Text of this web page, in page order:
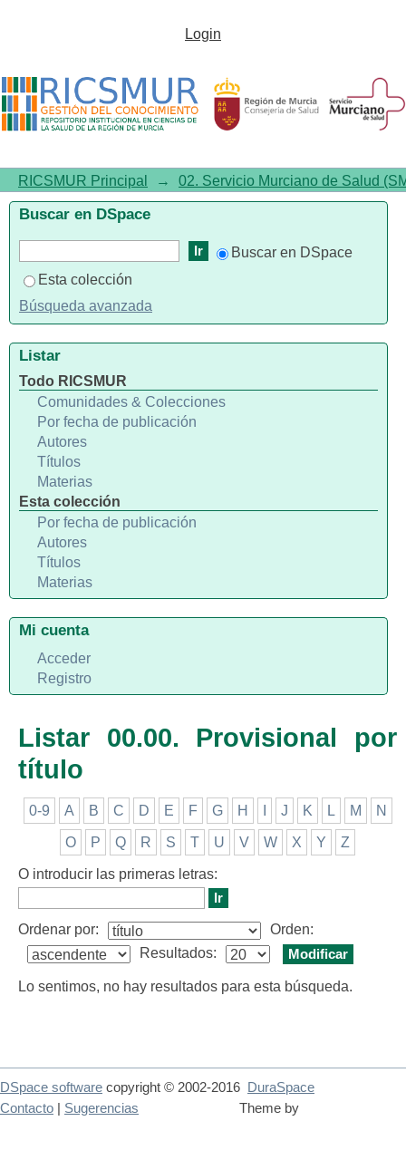
Listar 00.00. Provisional por
Login
RICSMUR Principal → 02. Servicio Murciano de Salud
Listar 00.00. Provisional por
título
0-9 A B C D E F G H J K L M N
O P Q R S T U V W X Y Z
O introducir las primeras letras:
Ordenar por:
Orden:
Resultados:
Lo sentimos, no hay resultados para esta búsqueda.
Buscar en DSpace
Buscar en DSpace
Esta colección
Búsqueda avanzada
Listar
Todo RICSMUR
Comunidades & Colecciones
Por fecha de publicación
Autores
Títulos
Materias
Esta colección
Por fecha de publicación
Autores
Títulos
Materias
Mi cuenta
Acceder
Registro
DSpace software copyright © 2002-2016
DuraSpace
Theme by
Contacto Sugerencias